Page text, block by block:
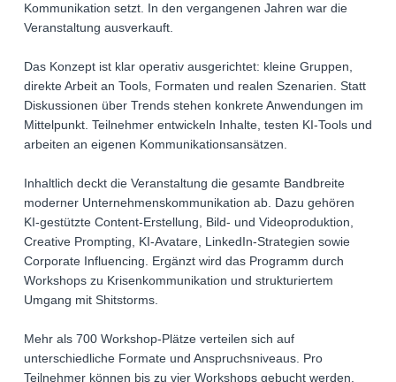
Kommunikation setzt. In den vergangenen Jahren war die
Veranstaltung ausverkauft.
Das Konzept ist klar operativ ausgerichtet: kleine Gruppen,
direkte Arbeit an Tools, Formaten und realen Szenarien. Statt
Diskussionen über Trends stehen konkrete Anwendungen im
Mittelpunkt. Teilnehmer entwickeln Inhalte, testen KI-Tools und
arbeiten an eigenen Kommunikationsansätzen.
Inhaltlich deckt die Veranstaltung die gesamte Bandbreite
moderner Unternehmenskommunikation ab. Dazu gehören
KI-gestützte Content-Erstellung, Bild- und Videoproduktion,
Creative Prompting, KI-Avatare, LinkedIn-Strategien sowie
Corporate Influencing. Ergänzt wird das Programm durch
Workshops zu Krisenkommunikation und strukturiertem
Umgang mit Shitstorms.
Mehr als 700 Workshop-Plätze verteilen sich auf
unterschiedliche Formate und Anspruchsniveaus. Pro
Teilnehmer können bis zu vier Workshops gebucht werden.